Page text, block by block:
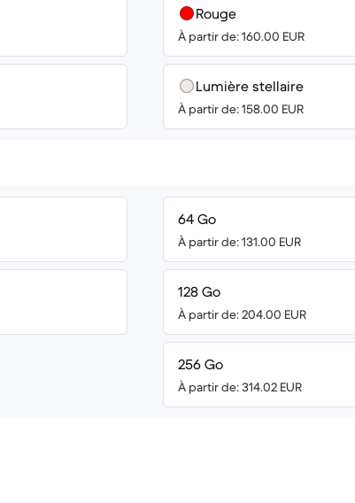
Rouge
À partir de: 160.00 EUR
Lumière stellaire
À partir de: 158.00 EUR
64 Go
À partir de: 131.00 EUR
128 Go
À partir de: 204.00 EUR
256 Go
À partir de: 314.02 EUR